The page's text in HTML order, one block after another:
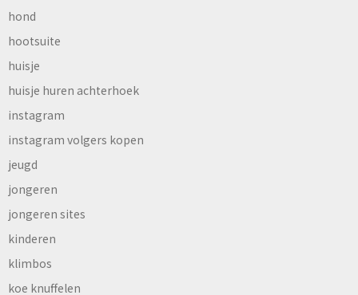
hond
hootsuite
huisje
huisje huren achterhoek
instagram
instagram volgers kopen
jeugd
jongeren
jongeren sites
kinderen
klimbos
koe knuffelen